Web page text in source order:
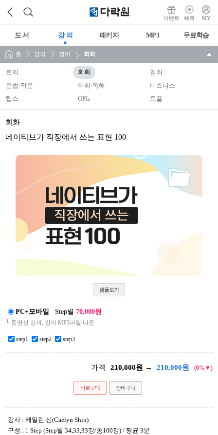
이벤트 혜택 MY
도 서 강 의 패키지 MP3 무료학습
홈 강의 영어 회화
토익 회화
청취
문법·작문
어휘·독해
비즈니스
텝스
OPIc 토플
회화
네이티브가 직장에서 쓰는 표현 100
샘플보기
PC+모바일 Step별 70,000원
└ 동영상 강의, 강의 MP3파일 다운
step1 step2 step3
가격 210,000원 → 210,000원 (0%▼)
바로구매 장바구니
강사 : 케일린 신(Caelyn Shin)
구성 : 1 Step (Step별 34,33,33강/총100강) / 평균 3분